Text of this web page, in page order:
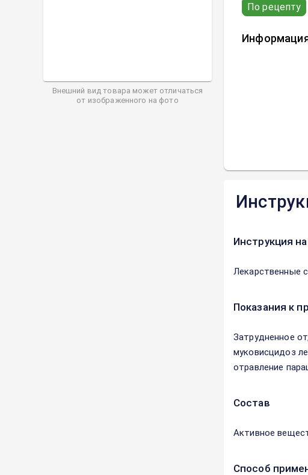
Внешний вид товара может отличаться
от изображенного на фото
По рецепту
Инструкция
Лекарственные
Показания к
Затрудненное
муковисцидоз
отравление
Состав
Активное
Способ